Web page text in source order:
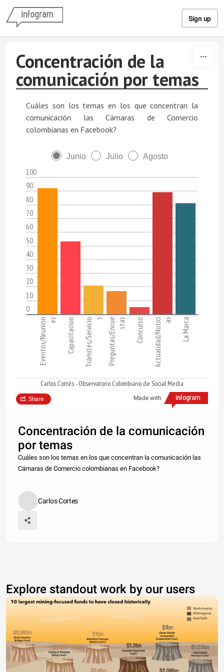
Sign up
Concentración de la
comunicación por temas
Cuáles son los temas en los que concentran la
comunicación las Cámaras de Comercio
colombianas en Facebook?
Junio Julio Agosto
100
90
80
70
60
50
40
30
20
10
0
Eventos/Reunion es Capacitacion Trámites/Servicio s Preguntas/Encue stas Concurso Actualidad/Notici as La Marca
Carlos Cortés - Observatorio Colombiano de Social Media
Made with
Share
Concentración de la comunicación
por temas
Cuáles son los temas en los que concentran la comunicación las
Cámaras de Comercio colombianas en Facebook?
Carlos Cortes
Explore standout work by our users